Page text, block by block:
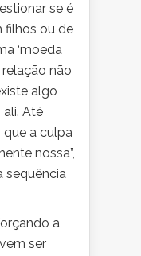
se é
filhos ou de
‘moeda
não
algo
Até
que a culpa
nossa”,
sequência
a
ser